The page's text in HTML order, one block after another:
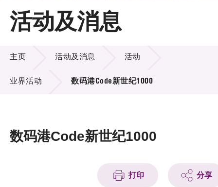
主页
关于LSCM
技术商品化
项目及资助计划
活动及消息
活动及消息
活动及消息
主页 活动及消息 活动
业界活动 数码港Code新世纪1000
数码港Code新世纪1000
打印 分享